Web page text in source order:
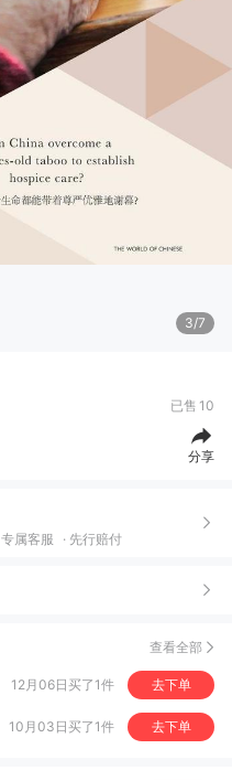
4/7
已售 10
分享
专属客服 先行赔付
查看全部
去下单
去下单
10月03日买了1件 去下单
10月01日买了1件 去下单